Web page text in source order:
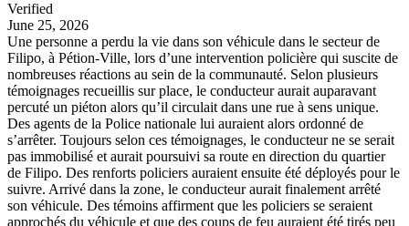
Verified
June 25, 2026
Une personne a perdu la vie dans son véhicule dans le secteur de
Filipo, à Pétion-Ville, lors d’une intervention policière qui suscite de
nombreuses réactions au sein de la communauté. Selon plusieurs
témoignages recueillis sur place, le conducteur aurait auparavant
percuté un piéton alors qu’il circulait dans une rue à sens unique.
Des agents de la Police nationale lui auraient alors ordonné de
s’arrêter. Toujours selon ces témoignages, le conducteur ne se serait
pas immobilisé et aurait poursuivi sa route en direction du quartier
de Filipo. Des renforts policiers auraient ensuite été déployés pour le
suivre. Arrivé dans la zone, le conducteur aurait finalement arrêté
son véhicule. Des témoins affirment que les policiers se seraient
approchés du véhicule et que des coups de feu auraient été tirés peu